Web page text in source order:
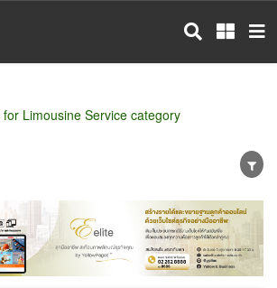
Limousine Service category
Retail Manufacturer
Dealer
Service Business